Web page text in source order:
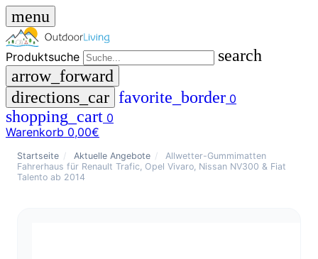
menu
Produktsuche
search
arrow_forward
directions_car favorite_border 0
shopping_cart 0
Warenkorb 0,00€
close
Startseite / Aktuelle Angebote /
Allwetter-Gummimatten
Fahrerhaus für Renault Trafic, Opel Vivaro, Nissan NV300 & Fiat
Talento ab 2014